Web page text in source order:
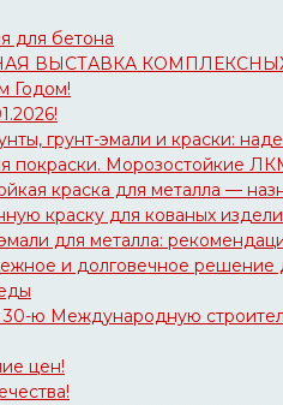
для бетона
ВЫСТАВКА
Годом!
грунт-эмали и краски:
покраски. Морозостойкие
краска для металла —
краску для кованых
для металла:
и долговечное решение
ю Международную
цен!